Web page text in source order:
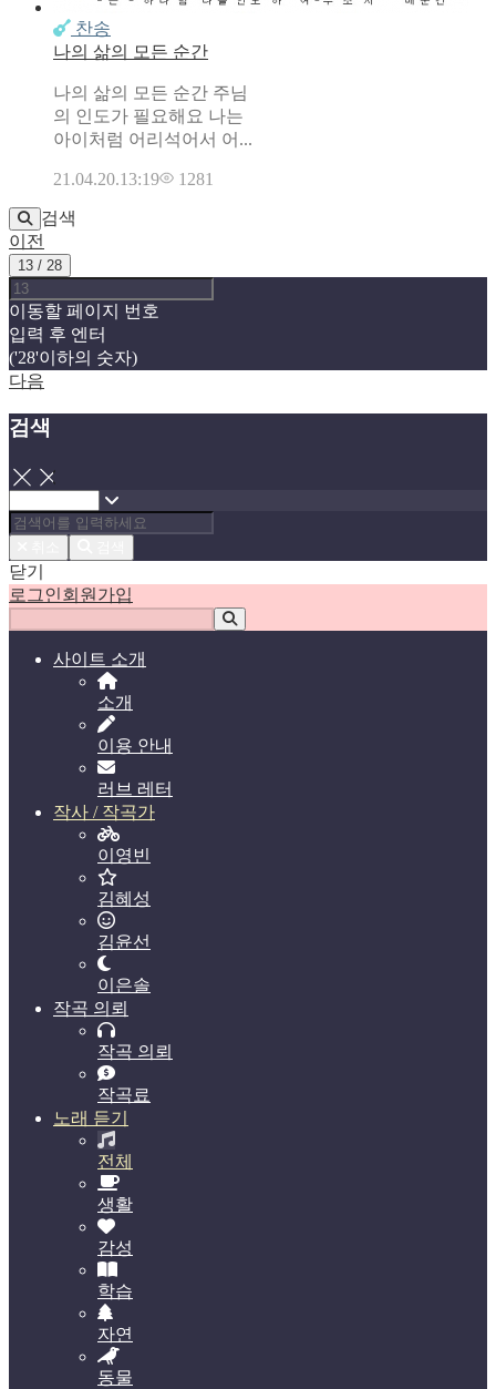
찬송
나의 삶의 모든 순간
나의 삶의 모든 순간 주님
의 인도가 필요해요 나는
아이처럼 어리석어서 어...
21.04.20.13:19 1281
검색
이전
13 / 28
이동할 페이지 번호
입력 후 엔터
('28'이하의 숫자)
다음
검색
닫기
닫기
로그인회원가입
사이트 소개
소개
이용 안내
러브 레터
작사 / 작곡가
이영빈
김혜성
김윤선
이은솔
작곡 의뢰
작곡 의뢰
작곡료
노래 듣기
전체
생활
감성
학습
자연
동물